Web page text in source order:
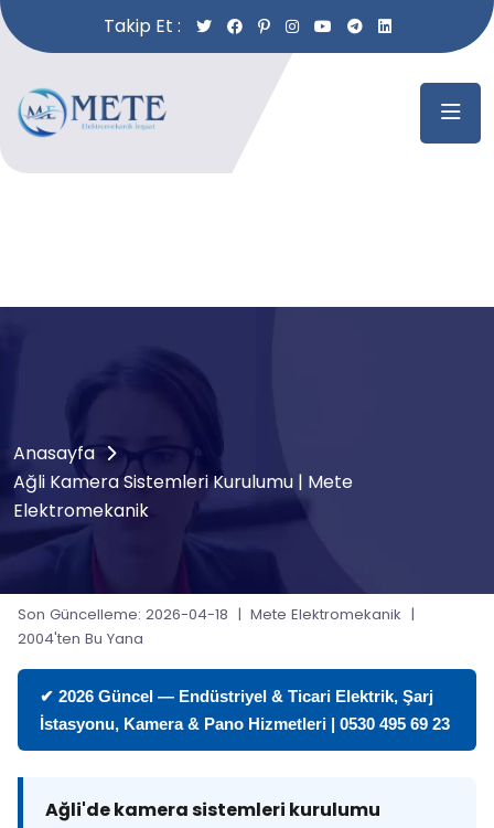
Takip Et :
Anasayfa
Ağli Kamera Sistemleri Kurulumu | Mete
Elektromekanik
Son Güncelleme: 2026-04-18 | Mete Elektromekanik |
2004'ten Bu Yana
✔ 2026 Güncel — Endüstriyel & Ticari Elektrik, Şarj
İstasyonu, Kamera & Pano Hizmetleri | 0530 495 69 23
Ağli'de kamera sistemleri kurulumu